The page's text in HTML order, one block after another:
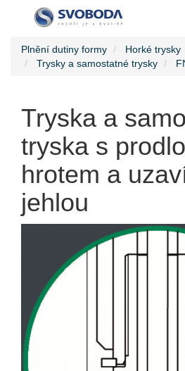
Plnění dutiny formy
Horké trysky
Trysky a samostatné trysky
Tryska a
tryska s
hrotem a
jehlou